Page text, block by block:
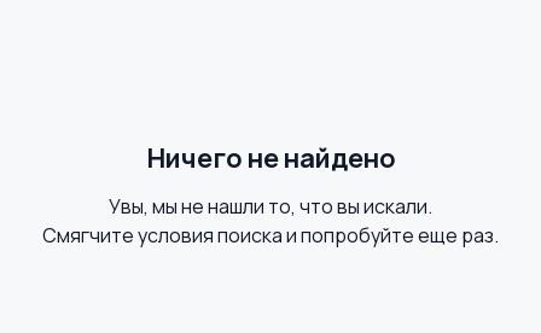
Информационные
Искусство и
Ничего не найдено
Увы, мы не нашли то, что вы искали.
Смягчите условия поиска и попробуйте еще раз.